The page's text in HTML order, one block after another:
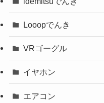
Looopでんき
VRゴーグル
イヤホン
エアコン